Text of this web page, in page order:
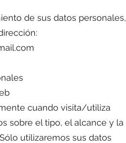
de sus datos personales,
cuando visita/utiliza
sobre el tipo, el alcance y la
utilizaremos sus datos